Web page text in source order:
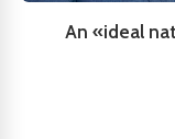
An «ideal